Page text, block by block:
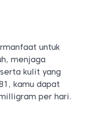
untuk
menjaga
kulit yang
kamu dapat
per hari.